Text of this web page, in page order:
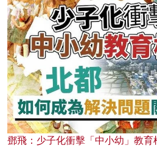
鄧飛：少子化衝擊「中小幼」教